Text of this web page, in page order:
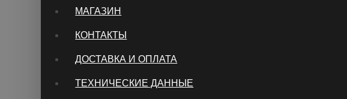
МАГАЗИН
КОНТАКТЫ
ДОСТАВКА И ОПЛАТА
ТЕХНИЧЕСКИЕ ДАННЫЕ